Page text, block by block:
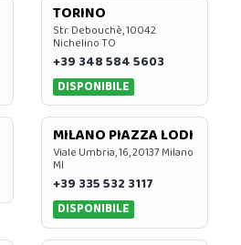
TORINO
Str. Debouchè, 10042
Nichelino TO
+39 348 584 5603
DISPONIBILE
MILANO PIAZZA LODI
Viale Umbria, 16, 20137 Milano
MI
+39 335 532 3117
DISPONIBILE